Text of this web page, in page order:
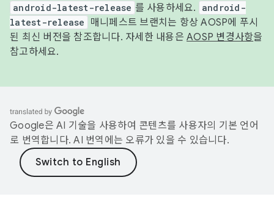
android-latest-release 를 사용하세요.
android-
latest-release
매니페스트 브랜치는 항상 AOSP에 푸시
된 최신 버전을 참조합니다. 자세한 내용은 AOSP 변경사항을
참고하세요.
Google은 AI 기술을 사용하여 콘텐츠를 사용자의 기본 언어
로 번역합니다. AI 번역에는 오류가 있을 수 있습니다.